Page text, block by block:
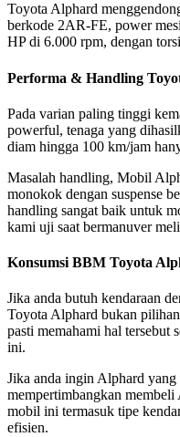
Toyota Alphard
berkode 2AR-FE, power
HP di 6.000 rpm, dengan
Performa & Handling
Pada varian paling tinggi
powerful, tenaga yang
diam hingga 100 km/jam
Masalah handling, Mobil
monokok dengan suspense
handling sangat baik untuk
kami uji saat bermanuver
Konsumsi BBM Toyota
Jika anda butuh kendaraan
Toyota Alphard bukan
pasti memahami hal tersebut
ini.
Jika anda ingin Alphard
mempertimbangkan
mobil ini termasuk tipe
efisien.